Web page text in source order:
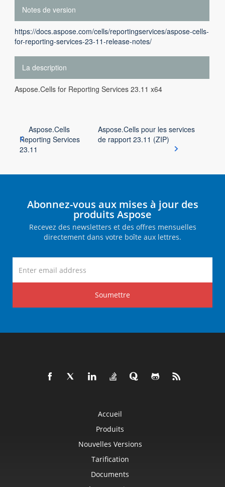
Notes de version
https://docs.aspose.com/cells/reportingservices/aspose-cells-
for-reporting-services-23-11-release-notes/
La description
Aspose.Cells for Reporting Services 23.11 x64
Aspose.Cells
Reporting Services
23.11
Aspose.Cells pour les services
de rapport 23.11 (ZIP)
Abonnez-vous aux mises à jour des
produits Aspose
Recevez des newsletters et des offres mensuelles
directement dans votre boîte aux lettres.
Soumettre
Accueil
Produits
Nouvelles Versions
Tarification
Documents